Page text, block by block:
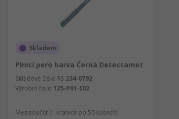
Skladem
Plnicí pero barva Černá Detectamet
Skladové číslo RS 234-0792
Výrobní číslo 125-P01-I02
Mezisoučet (1 krabice po 50 kusech)